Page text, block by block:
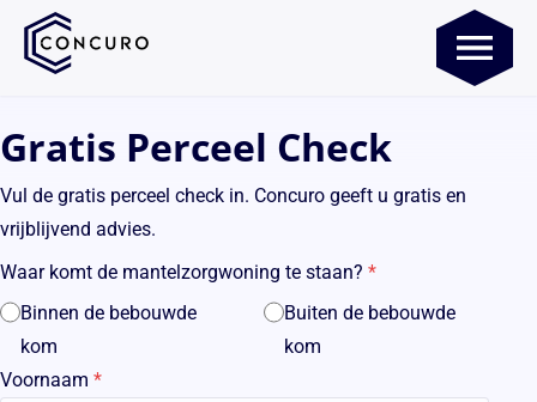
Gratis Perceel Check
Vul de gratis perceel check in. Concuro geeft u gratis en
vrijblijvend advies.
Waar komt de mantelzorgwoning te staan?
Binnen de bebouwde
kom
Buiten de bebouwde
kom
Voornaam